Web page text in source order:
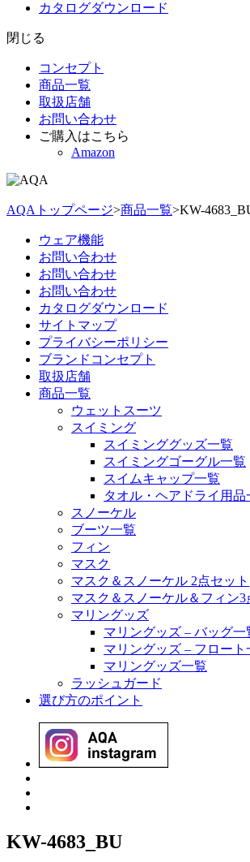
カタログダウンロード
閉じる
コンセプト
商品一覧
取扱店舗
お問い合わせ
ご購入はこちら
Amazon
AQAトップページ>商品一覧>KW-
ウェア機能
お問い合わせ
お問い合わせ
お問い合わせ
カタログダウンロード
サイトマップ
プライバシーポリシー
ブランドコンセプト
取扱店舗
商品一覧
ウェットスーツ
スイミング
スイミンググッズ一覧
スイミングゴーグル一覧
スイムキャップ一覧
タオル・ヘアドライ用品
スノーケル
ブーツ一覧
フィン
マスク
マスク＆スノーケル 2点セット
マスク＆スノーケル＆フィン3
マリングッズ
マリングッズ – バッグ一
マリングッズ – フロート
マリングッズ一覧
ラッシュガード
選び方のポイント
KW-4683_BU